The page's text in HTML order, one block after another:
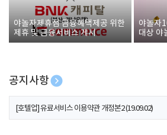
야놀자제휴점 금융혜택제공 위한
제휴 및 금융서비스 게시
야놀자
대상 야
폰 증정
공지사항
[호텔업] 개인정보 처리방침 개정본1 (19.09.02)
[호텔업] 유료서비스 이용약관 개정본2 (19.09.02)